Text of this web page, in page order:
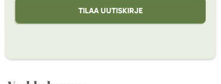
TILAA UUTISKIRJE